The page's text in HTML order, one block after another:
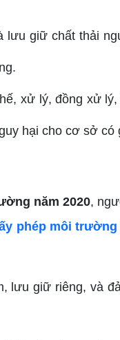
lưu giữ chất thải
xử lý, đồng xử
hại cho cơ sở
năm 2020,
phép môi trường
lưu giữ riêng, và